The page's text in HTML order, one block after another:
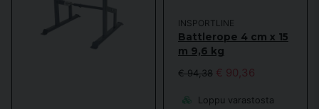
INSPORTLINE
Battlerope 4 cm x 15
m 9,6 kg
€ 94,38 € 90,36
Loppu varastosta